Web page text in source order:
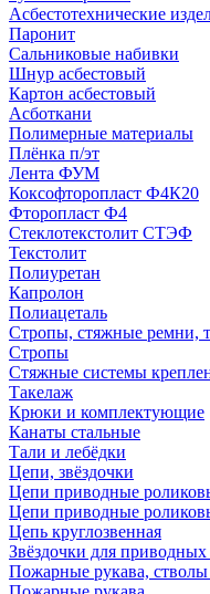
Асбестотехнические
Паронит
Сальниковые набивки
Шнур асбестовый
Картон асбестовый
Асботкани
Полимерные материалы
Плёнка п/эт
Лента ФУМ
Коксофторопласт Ф4К20
Фторопласт Ф4
Стеклотекстолит СТЭФ
Текстолит
Полиуретан
Капролон
Полиацеталь
Стропы, стяжные ремни,
Стропы
Стяжные системы
Такелаж
Крюки и комплектующие
Канаты стальные
Тали и лебёдки
Цепи, звёздочки
Цепи приводные
Цепи приводные
Цепь круглозвенная
Звёздочки для приводных
Пожарные рукава, стволы